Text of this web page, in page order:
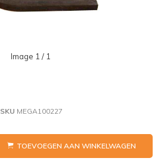
Image 1 / 1
SKU MEGA100227
TOEVOEGEN AAN WINKELWAGEN